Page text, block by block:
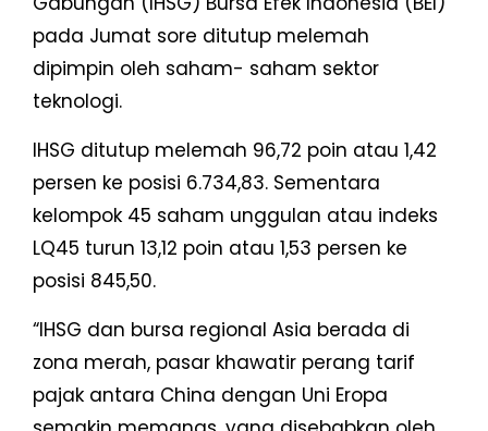
pada Jumat sore ditutup melemah
dipimpin oleh saham- saham sektor
teknologi.
IHSG ditutup melemah 96,72 poin atau 1,42
persen ke posisi 6.734,83. Sementara
kelompok 45 saham unggulan atau indeks
LQ45 turun 13,12 poin atau 1,53 persen ke
posisi 845,50.
“IHSG dan bursa regional Asia berada di
zona merah, pasar khawatir perang tarif
pajak antara China dengan Uni Eropa